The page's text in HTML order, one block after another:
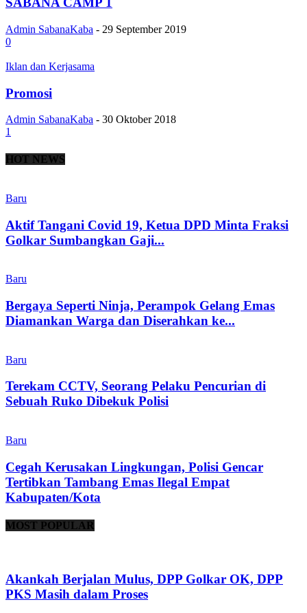
Admin SabanaKaba - 29 September 2019
0
Iklan dan Kerjasama
Promosi
Admin SabanaKaba - 30 Oktober 2018
1
HOT NEWS
Baru
Aktif Tangani Covid 19, Ketua DPD Minta Fraksi
Golkar Sumbangkan Gaji...
Baru
Bergaya Seperti Ninja, Perampok Gelang Emas
Diamankan Warga dan Diserahkan ke...
Baru
Terekam CCTV, Seorang Pelaku Pencurian di
Sebuah Ruko Dibekuk Polisi
Baru
Cegah Kerusakan Lingkungan, Polisi Gencar
Tertibkan Tambang Emas Ilegal Empat
Kabupaten/Kota
MOST POPULAR
Akankah Berjalan Mulus, DPP Golkar OK, DPP
PKS Masih dalam Proses